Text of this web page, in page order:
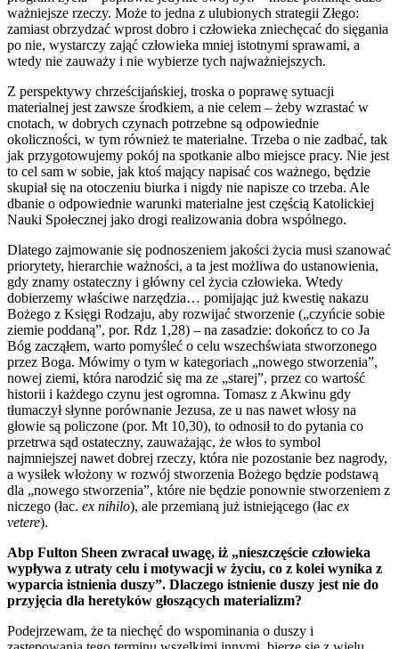
ważniejsze rzeczy. Może to jedna z ulubionych strategii Złego:
zamiast obrzydzać wprost dobro i człowieka zniechęcać do sięgania
po nie, wystarczy zająć człowieka mniej istotnymi sprawami, a
wtedy nie zauważy i nie wybierze tych najważniejszych.
Z perspektywy chrześcijańskiej, troska o poprawę sytuacji
materialnej jest zawsze środkiem, a nie celem – żeby wzrastać w
cnotach, w dobrych czynach potrzebne są odpowiednie
okoliczności, w tym również te materialne. Trzeba o nie zadbać, tak
jak przygotowujemy pokój na spotkanie albo miejsce pracy. Nie jest
to cel sam w sobie, jak ktoś mający napisać cos ważnego, będzie
skupiał się na otoczeniu biurka i nigdy nie napisze co trzeba. Ale
dbanie o odpowiednie warunki materialne jest częścią Katolickiej
Nauki Społecznej jako drogi realizowania dobra wspólnego.
Dlatego zajmowanie się podnoszeniem jakości życia musi szanować
priorytety, hierarchie ważności, a ta jest możliwa do ustanowienia,
gdy znamy ostateczny i główny cel życia człowieka. Wtedy
dobierzemy właściwe narzędzia… pomijając już kwestię nakazu
Bożego z Księgi Rodzaju, aby rozwijać stworzenie („czyńcie sobie
ziemie poddaną”, por. Rdz 1,28) – na zasadzie: dokończ to co Ja
Bóg zacząłem, warto pomyśleć o celu wszechświata stworzonego
przez Boga. Mówimy o tym w kategoriach „nowego stworzenia”,
nowej ziemi, która narodzić się ma ze „starej”, przez co wartość
historii i każdego czynu jest ogromna. Tomasz z Akwinu gdy
tłumaczył słynne porównanie Jezusa, ze u nas nawet włosy na
głowie są policzone (por. Mt 10,30), to odnosił to do pytania co
przetrwa sąd ostateczny, zauważając, że włos to symbol
najmniejszej nawet dobrej rzeczy, która nie pozostanie bez nagrody,
a wysiłek włożony w rozwój stworzenia Bożego będzie podstawą
dla „nowego stworzenia”, które nie będzie ponownie stworzeniem z
niczego (łac. ex nihilo), ale przemianą już istniejącego (łac ex
vetere).
Abp Fulton Sheen zwracał uwagę, iż „nieszczęście człowieka
wypływa z utraty celu i motywacji w życiu, co z kolei wynika z
wyparcia istnienia duszy”. Dlaczego istnienie duszy jest nie do
przyjęcia dla heretyków głoszących materializm?
Podejrzewam, że ta niechęć do wspominania o duszy i